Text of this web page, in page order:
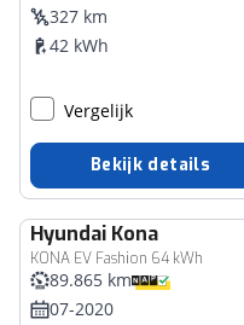
327 km
42 kWh
Vergelijk
Bekijk details
Hyundai Kona
KONA EV Fashion 64 kWh
89.865 km
07-2020